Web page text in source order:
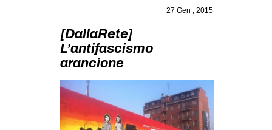
STUDENTI TSUNAMI
ZAM
MOBILITAZIONI
SPAZI
27 Gen , 2015
[DallaRete]
L’antifascismo
arancione